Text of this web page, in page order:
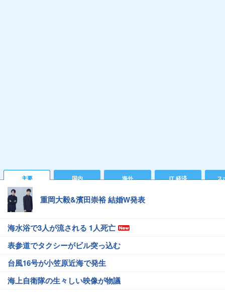
主要 国内 海外 IT 経済 ス
重岡大毅&濱田崇裕 結婚W発表
海水浴で3人が流される 1人死亡
表参道でタクシーがビル突っ込む
台風16号が小笠原近海で発生
海上自衛隊の生々しい映像が物議